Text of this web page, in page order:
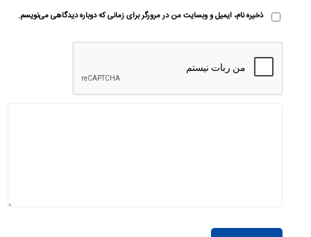
ذخیره نام، ایمیل و وبسایت من در مرورگر برای زمانی که دوباره دیدگاهی می‌نویسم.